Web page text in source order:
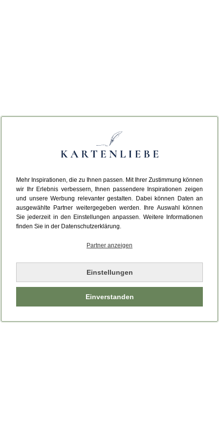
Mehr Inspirationen, die zu Ihnen passen. Mit Ihrer Zustimmung können
wir Ihr Erlebnis verbessern, Ihnen passendere Inspirationen zeigen
und unsere Werbung relevanter gestalten. Dabei können Daten an
ausgewählte Partner weitergegeben werden. Ihre Auswahl können
Sie jederzeit in den Einstellungen anpassen. Weitere Informationen
finden Sie in der Datenschutzerklärung.
Partner anzeigen
Einstellungen
Einverstanden